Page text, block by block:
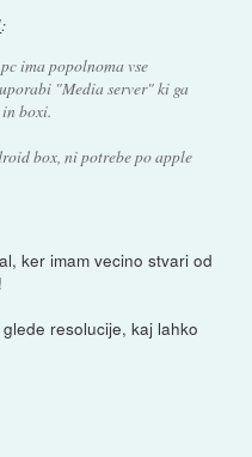
:
ima popolnoma vse
"Media server" ki ga
boxi.
box, ni potrebe po apple
ker imam vecino stvari od
resolucije, kaj lahko